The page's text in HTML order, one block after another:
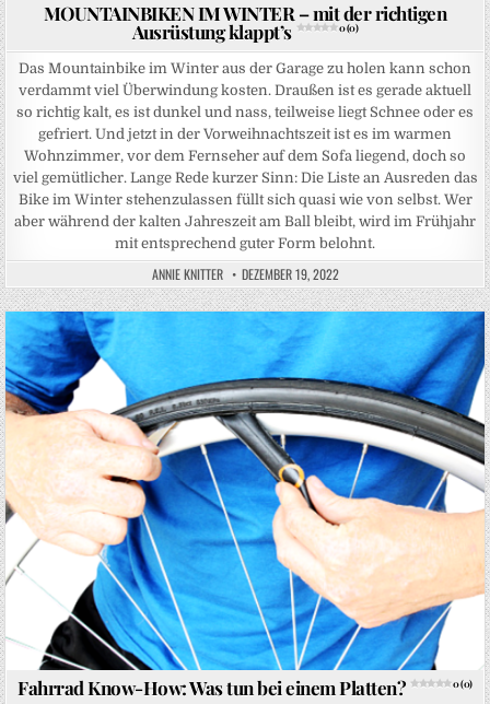
MOUNTAINBIKEN IM WINTER – mit der richtigen
Ausrüstung klappt’s 0 (0)
Das Mountainbike im Winter aus der Garage zu holen kann schon
verdammt viel Überwindung kosten. Draußen ist es gerade aktuell
so richtig kalt, es ist dunkel und nass, teilweise liegt Schnee oder es
gefriert. Und jetzt in der Vorweihnachtszeit ist es im warmen
Wohnzimmer, vor dem Fernseher auf dem Sofa liegend, doch so
viel gemütlicher. Lange Rede kurzer Sinn: Die Liste an Ausreden das
Bike im Winter stehenzulassen füllt sich quasi wie von selbst. Wer
aber während der kalten Jahreszeit am Ball bleibt, wird im Frühjahr
mit entsprechend guter Form belohnt.
ANNIE KNITTER DEZEMBER 19, 2022
Posted in
Fahrrad Know-How: Was tun bei einem Platten? 0 (0)